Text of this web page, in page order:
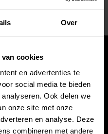
Over
cookies
en advertenties te
social media te bieden
Ook delen we
onze site met onze
en analyse. Deze
combineren met andere